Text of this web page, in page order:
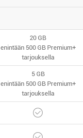
20 GB
enintään 500 GB Premium+
tarjouksella
5 GB
enintään 500 GB Premium+
tarjouksella